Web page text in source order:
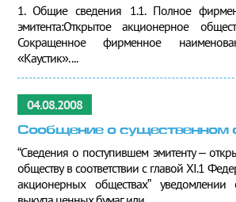
1. Общие сведения 1.1. Полное
эмитента:Открытое акционерное
Сокращенное фирменное
«Каустик». ...
04.08.2008
Сообщение о существенном
“Сведения о поступившем эмитенту –
обществу в соответствии с главой XI.1
акционерных обществах” уведомлении